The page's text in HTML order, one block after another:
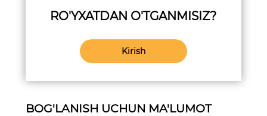
RO'YXATDAN O'TGANMISIZ?
Kirish
BOG'LANISH UCHUN MA'LUMOT